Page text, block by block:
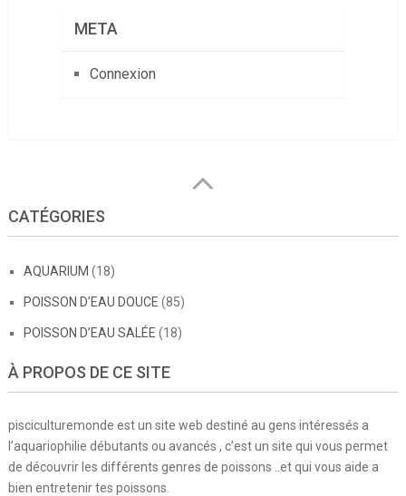
META
Connexion
CATÉGORIES
AQUARIUM (18)
POISSON D’EAU DOUCE (85)
POISSON D’EAU SALÉE (18)
À PROPOS DE CE SITE
pisciculturemonde est un site web destiné au gens intéressés a
l’aquariophilie débutants ou avancés , c’est un site qui vous permet
de découvrir les différents genres de poissons ..et qui vous aide a
bien entretenir tes poissons.